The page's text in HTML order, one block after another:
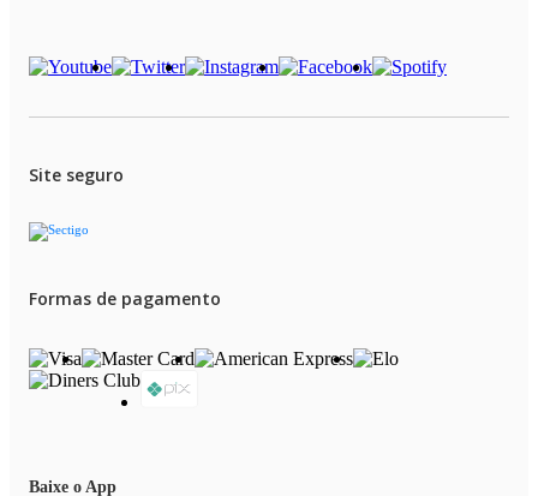
UM ANO DE GARANTIA MONDIAL: A Mondial é a escolha de milhões
Site seguro
Formas de pagamento
Baixe o App